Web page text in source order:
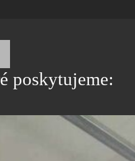
poskytujeme: